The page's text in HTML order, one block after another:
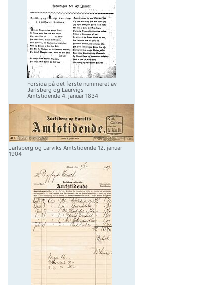
Forsida på det første nummeret av
Jarlsberg og Laurvigs
Amtstidende 4. januar 1834
Jarlsberg og Larviks Amtstidende 12. januar
1904